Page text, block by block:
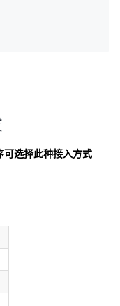
可选择此种接入方式